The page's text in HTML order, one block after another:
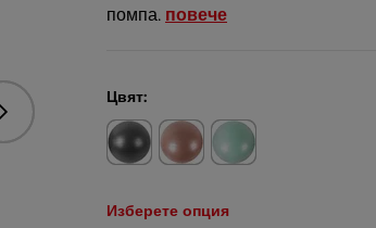
помпа. повече
Следваща
Цвят:
Изберете опция